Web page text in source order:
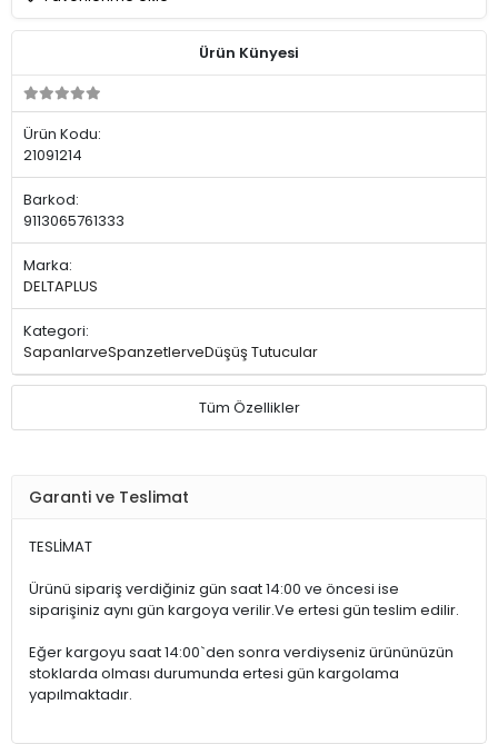
Ürün Künyesi
Ürün Kodu:
21091214
Barkod:
9113065761333
Marka:
DELTAPLUS
Kategori:
SapanlarveSpanzetlerveDüşüş Tutucular
Tüm Özellikler
Garanti ve Teslimat
TESLİMAT
Ürünü sipariş verdiğiniz gün saat 14:00 ve öncesi ise
siparişiniz aynı gün kargoya verilir.Ve ertesi gün teslim edilir.
Eğer kargoyu saat 14:00`den sonra verdiyseniz ürününüzün
stoklarda olması durumunda ertesi gün kargolama
yapılmaktadır.